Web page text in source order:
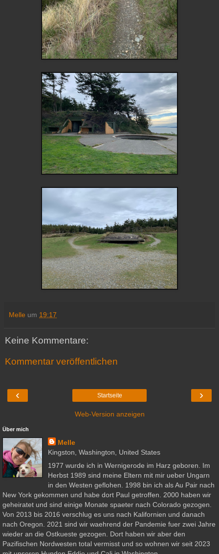
Melle um 19:17
Keine Kommentare:
Kommentar veröffentlichen
‹ ›
Startseite
Web-Version anzeigen
Über mich
Melle
Kingston, Washington, United States
1977 wurde ich in Wernigerode im Harz geboren. Im
Herbst 1989 sind meine Eltern mit mir ueber Ungarn
in den Westen geflohen. 1998 bin ich als Au Pair nach
New York gekommen und habe dort Paul getroffen. 2000 haben wir
geheiratet und sind einige Monate spaeter nach Colorado gezogen.
Von 2013 bis 2016 verschlug es uns nach Kalifornien und danach
nach Oregon. 2021 sind wir waehrend der Pandemie fuer zwei Jahre
wieder an die Ostkueste gezogen. Dort haben wir aber den
Pazifischen Nordwesten total vermisst und so wohnen wir seit 2023